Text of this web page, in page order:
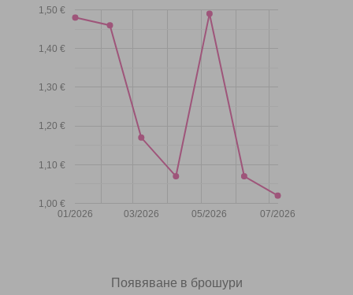
01/2026 03/2026 05/2026 07/2026
1,00 €
1,10 €
1,20 €
1,30 €
1,40 €
1,50 €
Появяване в брошури